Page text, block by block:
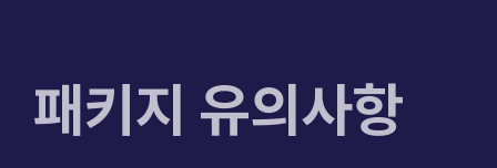
패키지 유의사항